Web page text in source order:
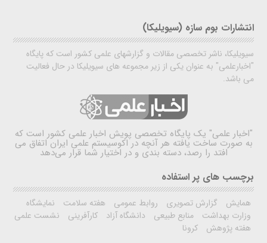
انتشارات بوم سازه (سیویلیکا)
سیویلیکا، ناشر تخصصی مقالات و گزارشهای علمی کشور است که پایگاه
"اخبارعلمی" به عنوان یکی از زیر مجموعه های سیویلیکا در حال فعالیت
می باشد.
"اخبار علمی" یک پایگاه تخصصی پویش اخبار علمی کشور است که
به صورت ساخت یافته هر آنچه در اکوسیستم علمی ایران اتفاق می
افتد را رصد، دسته بندی و در اختیار شما قرار می‌دهد
برچسب های پر استفاده
همایش گزارش تصویری روابط عمومی هفته سلامت
نمایشگاه
وزارت بهداشت
منابع طبیعی دانشگاه آزاد کارآفرینی
نشست علمی
هفته پژوهش
کرونا